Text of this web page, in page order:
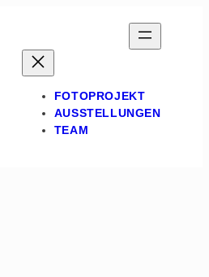
FOTOPROJEKT
AUSSTELLUNGEN
TEAM